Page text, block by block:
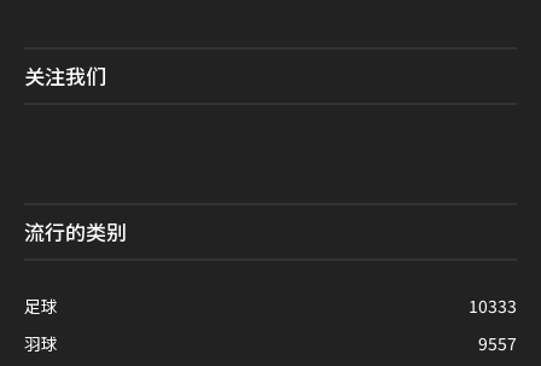
关注我们
流行的类别
足球
10333
羽球
9557